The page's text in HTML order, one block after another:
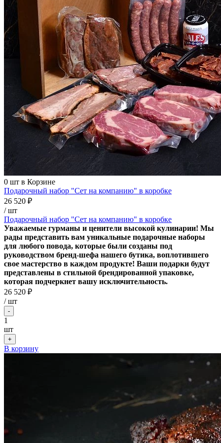
0 шт в Корзине
Подарочный набор "Сет на компанию" в коробке
26 520 ₽
/ шт
Подарочный набор "Сет на компанию" в коробке
Уважаемые гурманы и ценители высокой кулинарии! Мы
рады представить вам уникальные подарочные наборы
для любого повода, которые были созданы под
руководством бренд-шефа нашего бутика, воплотившего
свое мастерство в каждом продукте! Ваши подарки будут
представлены в стильной брендированной упаковке,
которая подчеркнет вашу исключительность.
26 520 ₽
/шт
-
1
шт
+
В корзину